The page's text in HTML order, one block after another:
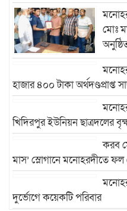
মোঃ
হাজার ৪০০ টাকা অর্থদণ্ডপ্রাপ্ত
খিদিরপুর ইউনিয়ন ছাত্রদলের
করব
মাস’ স্লোগানে মনোহরদীতে ফল
দুর্ভোগে কয়েকটি পরিবার